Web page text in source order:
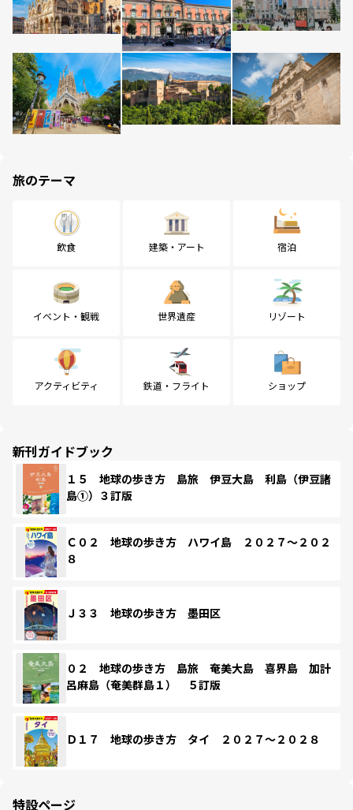
旅のテーマ
飲食 建築・アート 宿泊
イベント・観戦 世界遺産 リゾート
アクティビティ 鉄道・フライト ショップ
新刊ガイドブック
１５ 地球の歩き方 島旅 伊豆大島 利島（伊豆諸
島①）３訂版
Ｃ０２ 地球の歩き方 ハワイ島 ２０２７～２０２
８
Ｊ３３ 地球の歩き方 墨田区
０２ 地球の歩き方 島旅 奄美大島 喜界島 加計
呂麻島（奄美群島１） ５訂版
Ｄ１７ 地球の歩き方 タイ ２０２７～２０２８
特設ページ